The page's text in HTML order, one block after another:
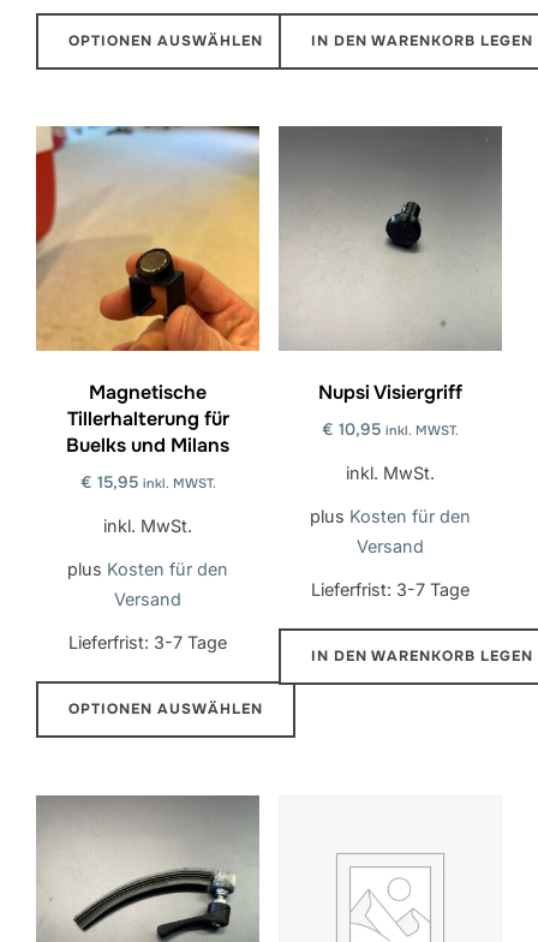
OPTIONEN AUSWÄHLEN
Die
Optionen
können
auf
der
Produktseite
ausgewählt
werden
IN DEN WARENKORB LEGEN
Magnetische
Tillerhalterung für
Buelks und Milans
€ 15,95 inkl. MWST.
inkl. MwSt.
plus Kosten für den
Versand
Lieferfrist: 3-7 Tage
OPTIONEN AUSWÄHLEN
Varianten.
Die
Nupsi Visiergriff
€ 10,95 inkl. MWST.
inkl. MwSt.
plus Kosten für den
Versand
Lieferfrist: 3-7 Tage
IN DEN WARENKORB LEGEN